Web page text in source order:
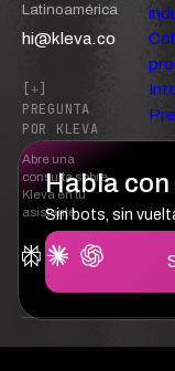
Habla
Sin bots, sin
Latinoamérica
hi@kleva.co
[+]
PREGUNTA
POR KLEVA
Abre una
consulta sobre
Kleva en tu
asistente